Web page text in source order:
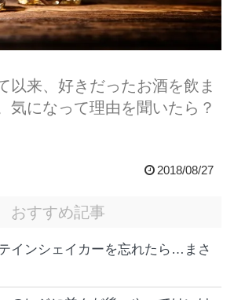
以来、好きだったお酒を飲ま
気になって理由を聞いたら？
2018/08/27
おすすめ記事
インシェイカーを忘れたら…まさ